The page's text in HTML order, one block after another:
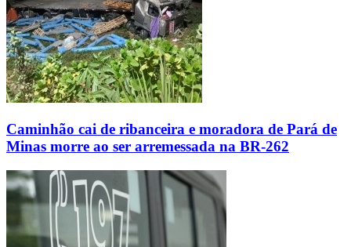
Caminhão cai de ribanceira e moradora de Pará de
Minas morre ao ser arremessada na BR-262